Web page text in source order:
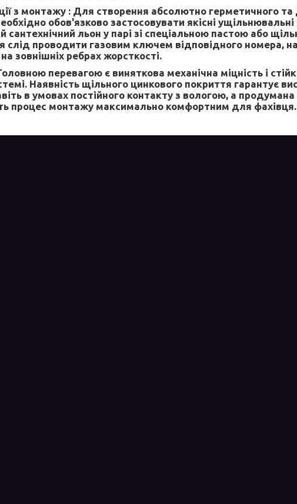
з монтажу : Для створення абсолютно герметичного та
обов'язково застосовувати якісні
сантехнічний льон у парі зі спеціальною пастою або
слід проводити газовим ключем відповідного номера,
зовнішніх ребрах жорсткості.
перевагою є виняткова механічна міцність і
Наявність щільного цинкового покриття гарантує
в умовах постійного контакту з вологою, а
процес монтажу максимально комфортним для фахівця.